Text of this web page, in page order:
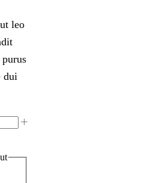
leo
dui